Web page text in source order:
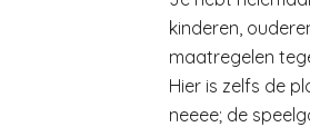
kinderen,
maatregelen
Hier is zelfs de
neeee; de